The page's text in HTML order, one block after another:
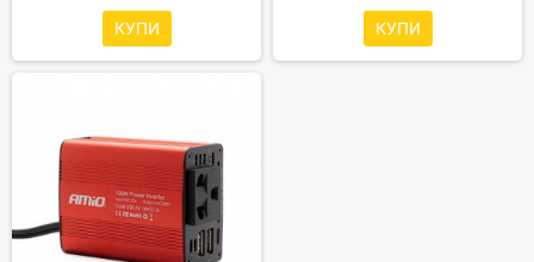
КУПИ КУПИ